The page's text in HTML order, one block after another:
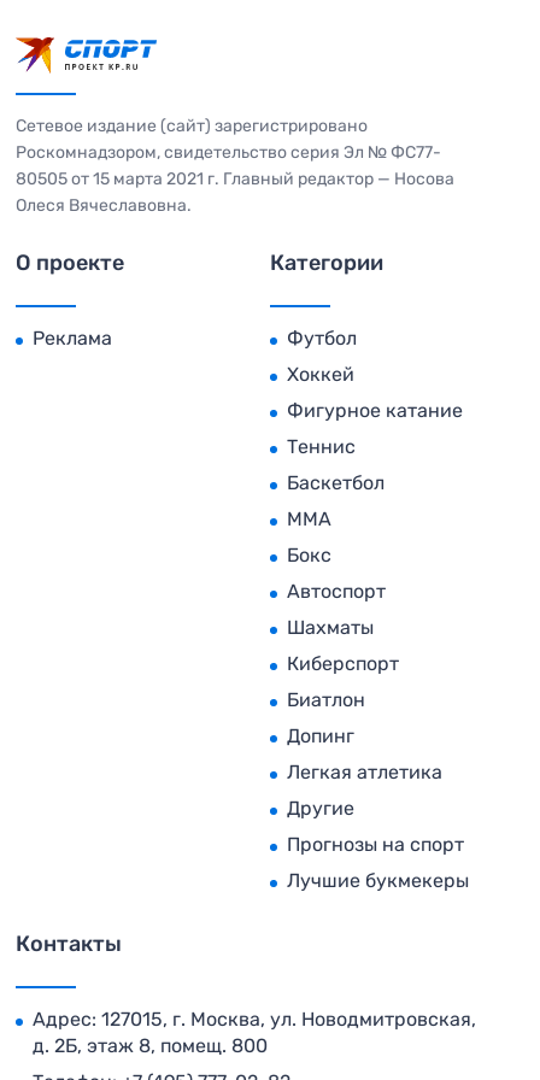
Сетевое издание (сайт) зарегистрировано
Роскомнадзором, свидетельство серия Эл № ФС77-
80505 от 15 марта 2021 г. Главный редактор — Носова
Олеся Вячеславовна.
О проекте
Реклама
Категории
Футбол
Хоккей
Фигурное катание
Теннис
Баскетбол
MMA
Бокс
Автоспорт
Шахматы
Киберспорт
Биатлон
Допинг
Легкая атлетика
Другие
Прогнозы на спорт
Лучшие букмекеры
Контакты
Адрес: 127015, г. Москва, ул. Новодмитровская,
д. 2Б, этаж 8, помещ. 800